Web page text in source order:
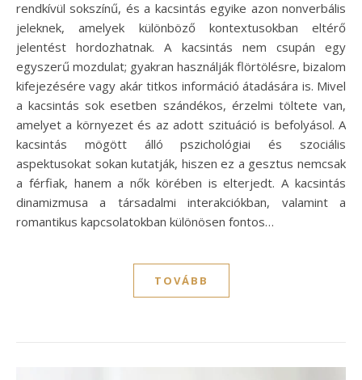
rendkívül sokszínű, és a kacsintás egyike azon nonverbális
jeleknek, amelyek különböző kontextusokban eltérő
jelentést hordozhatnak. A kacsintás nem csupán egy
egyszerű mozdulat; gyakran használják flörtölésre, bizalom
kifejezésére vagy akár titkos információ átadására is. Mivel
a kacsintás sok esetben szándékos, érzelmi töltete van,
amelyet a környezet és az adott szituáció is befolyásol. A
kacsintás mögött álló pszichológiai és szociális
aspektusokat sokan kutatják, hiszen ez a gesztus nemcsak
a férfiak, hanem a nők körében is elterjedt. A kacsintás
dinamizmusa a társadalmi interakciókban, valamint a
romantikus kapcsolatokban különösen fontos…
TOVÁBB